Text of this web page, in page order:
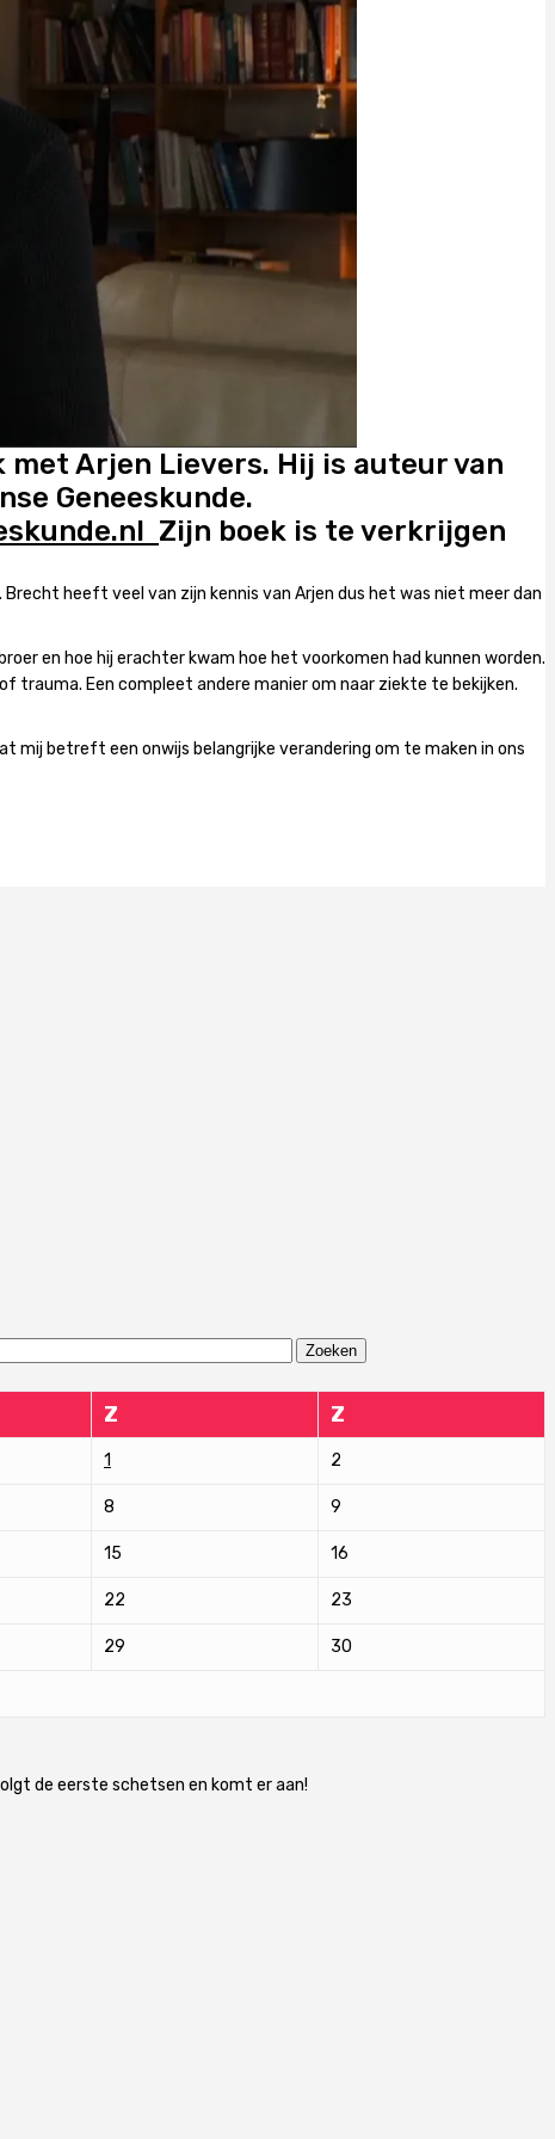
Arjen Lievers. Hij is auteur van
Geneeskunde.
Zijn boek is te verkrijgen
heeft veel van zijn kennis van Arjen dus het was niet meer dan
en hoe hij erachter kwam hoe het voorkomen had kunnen worden.
trauma. Een compleet andere manier om naar ziekte te bekijken.
mij betreft een onwijs belangrijke verandering om te maken in ons
Z Z
1 2
8 9
15 16
22 23
29 30
de eerste schetsen en komt er aan!